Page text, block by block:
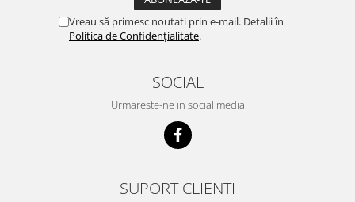
Vreau să primesc noutati prin e-mail. Detalii în
Politica de Confidențialitate.
SOCIAL
Urmareste-ne in social media
SUPORT CLIENTI